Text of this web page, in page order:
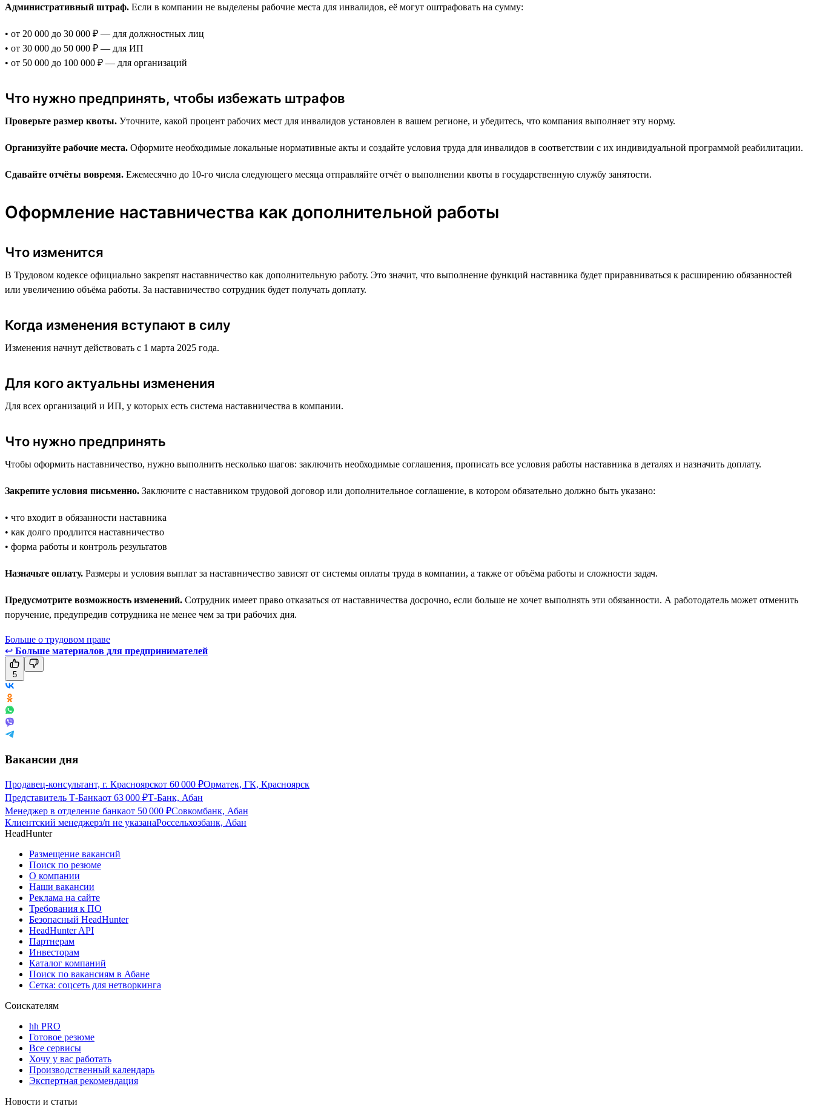
Административный штраф. Если в компании не выделены рабочие места для инвалидов, её могут оштрафовать на сумму:
• от 20 000 до 30 000 ₽ — для должностных лиц
• от 30 000 до 50 000 ₽ — для ИП
• от 50 000 до 100 000 ₽ — для организаций
Что нужно предпринять, чтобы избежать штрафов
Проверьте размер квоты. Уточните, какой процент рабочих мест для инвалидов установлен в вашем регионе, и убедитесь, что компания выполняет эту норму.
Организуйте рабочие места. Оформите необходимые локальные нормативные акты и создайте условия труда для инвалидов в соответствии с их индивидуальной программой реабилитации.
Сдавайте отчёты вовремя. Ежемесячно до 10-го числа следующего месяца отправляйте отчёт о выполнении квоты в государственную службу занятости.
Оформление наставничества как дополнительной работы
Что изменится
В Трудовом кодексе официально закрепят наставничество как дополнительную работу. Это значит, что выполнение функций наставника будет приравниваться к расширению обязанностей
или увеличению объёма работы. За наставничество сотрудник будет получать доплату.
Когда изменения вступают в силу
Изменения начнут действовать с 1 марта 2025 года.
Для кого актуальны изменения
Для всех организаций и ИП, у которых есть система наставничества в компании.
Что нужно предпринять
Чтобы оформить наставничество, нужно выполнить несколько шагов: заключить необходимые соглашения, прописать все условия работы наставника в деталях и назначить доплату.
Закрепите условия письменно. Заключите с наставником трудовой договор или дополнительное соглашение, в котором обязательно должно быть указано:
• что входит в обязанности наставника
• как долго продлится наставничество
• форма работы и контроль результатов
Назначьте оплату. Размеры и условия выплат за наставничество зависят от системы оплаты труда в компании, а также от объёма работы и сложности задач.
Предусмотрите возможность изменений. Сотрудник имеет право отказаться от наставничества досрочно, если больше не хочет выполнять эти обязанности. А работодатель может отменить
поручение, предупредив сотрудника не менее чем за три рабочих дня.
Больше о трудовом праве
↩ Больше материалов для предпринимателей
5
Вакансии дня
Продавец-консультант, г. Красноярскот 60 000 ₽Орматек, ГК, Красноярск
Представитель Т-Банкаот 63 000 ₽Т-Банк, Абан
Менеджер в отделение банкаот 50 000 ₽Совкомбанк, Абан
Клиентский менеджерз/п не указанаРоссельхозбанк, Абан
HeadHunter
Размещение вакансий
Поиск по резюме
О компании
Наши вакансии
Реклама на сайте
Требования к ПО
Безопасный HeadHunter
HeadHunter API
Партнерам
Инвесторам
Каталог компаний
Поиск по вакансиям в Абане
Сетка: соцсеть для нетворкинга
Соискателям
hh PRO
Готовое резюме
Все сервисы
Хочу у вас работать
Производственный календарь
Экспертная рекомендация
Новости и статьи